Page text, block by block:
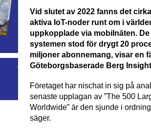
Vid slutet av 2022 fanns det
aktiva IoT-noder runt om i
uppkopplade via mobilnäten.
systemen stod för drygt 20
miljoner abonnemang, visar en
Göteborgsbaserade Berg
Företaget har nischat in sig på
senaste upplagan av ”The 500
Worldwide” är den sjunde i
säger.